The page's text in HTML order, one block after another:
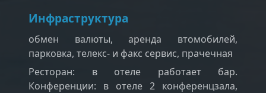
Инфраструктура
обмен валюты, аренда втомобилей,
парковка, телекс- и факс сервис, прачечная
Ресторан: в отеле работает бар.
Конференции: в отеле 2 конференцзала,